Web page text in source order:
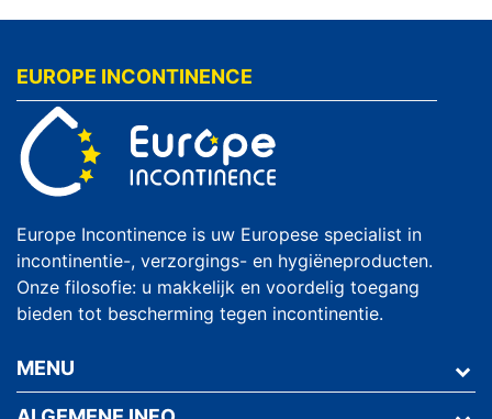
EUROPE INCONTINENCE
Europe Incontinence is uw Europese specialist in
incontinentie-, verzorgings- en hygiëneproducten.
Onze filosofie: u makkelijk en voordelig toegang
bieden tot bescherming tegen incontinentie.
MENU